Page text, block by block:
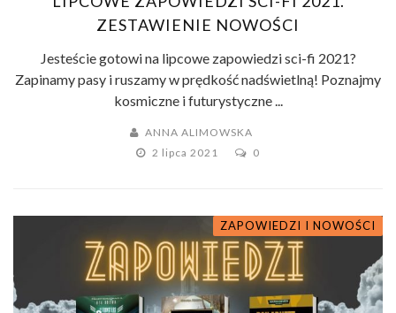
ZESTAWIENIE NOWOŚCI
Jesteście gotowi na lipcowe zapowiedzi sci-fi 2021?
Zapinamy pasy i ruszamy w prędkość nadświetlną! Poznajmy
kosmiczne i futurystyczne ...
ANNA ALIMOWSKA
2 lipca 2021
0
ZAPOWIEDZI I NOWOŚCI